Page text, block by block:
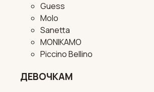
Guess
Molo
Sanetta
MONIKAMO
Piccino Bellino
ДЕВОЧКАМ